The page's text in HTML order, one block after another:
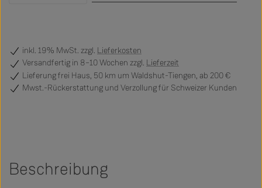
inkl. 19% MwSt. zzgl. Lieferkosten
Versandfertig in 8–10 Wochen zzgl. Lieferzeit
Lieferung frei Haus, 50 km um Waldshut-Tiengen, ab 200 €
Mwst.-Rückerstattung und Verzollung für Schweizer Kunden
Beschreibung